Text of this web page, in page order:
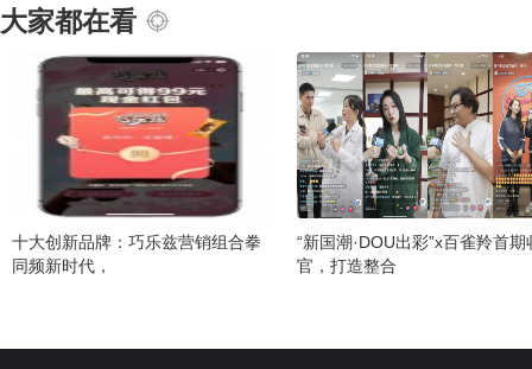
大家都在看
十大创新品牌：巧乐兹营销组合拳
同频新时代，
“新国潮·DOU出彩”x百雀羚首期
官，打造整合